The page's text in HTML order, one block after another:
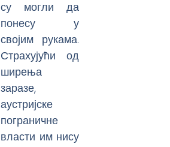
су могли да
понесу у
својим рукама.
Страхујући од
ширења
заразе,
аустријске
пограничне
власти им нису